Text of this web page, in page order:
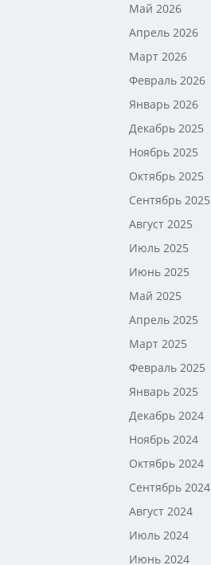
Май 2026
Апрель 2026
Март 2026
Февраль 2026
Январь 2026
Декабрь 2025
Ноябрь 2025
Октябрь 2025
Сентябрь 2025
Август 2025
Июль 2025
Июнь 2025
Май 2025
Апрель 2025
Март 2025
Февраль 2025
Январь 2025
Декабрь 2024
Ноябрь 2024
Октябрь 2024
Сентябрь 2024
Август 2024
Июль 2024
Июнь 2024